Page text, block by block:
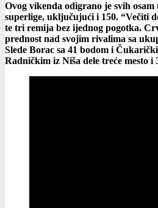
Ovog vikenda odigrano je svih osam
superlige, uključujući i 150. “Večiti
te tri remija bez ijednog pogotka.
prednost nad svojim rivalima sa
Slede Borac sa 41 bodom i
Radničkim iz Niša dele treće mesto i